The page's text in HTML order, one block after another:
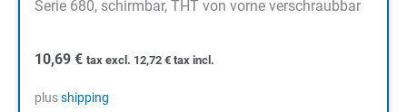
Serie 680, schirmbar, THT von vorne verschraubbar
10,69 € tax excl. 12,72 € tax incl.
plusshipping